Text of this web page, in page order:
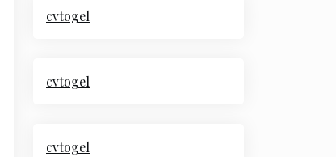
cvtogel
cvtogel
cvtogel